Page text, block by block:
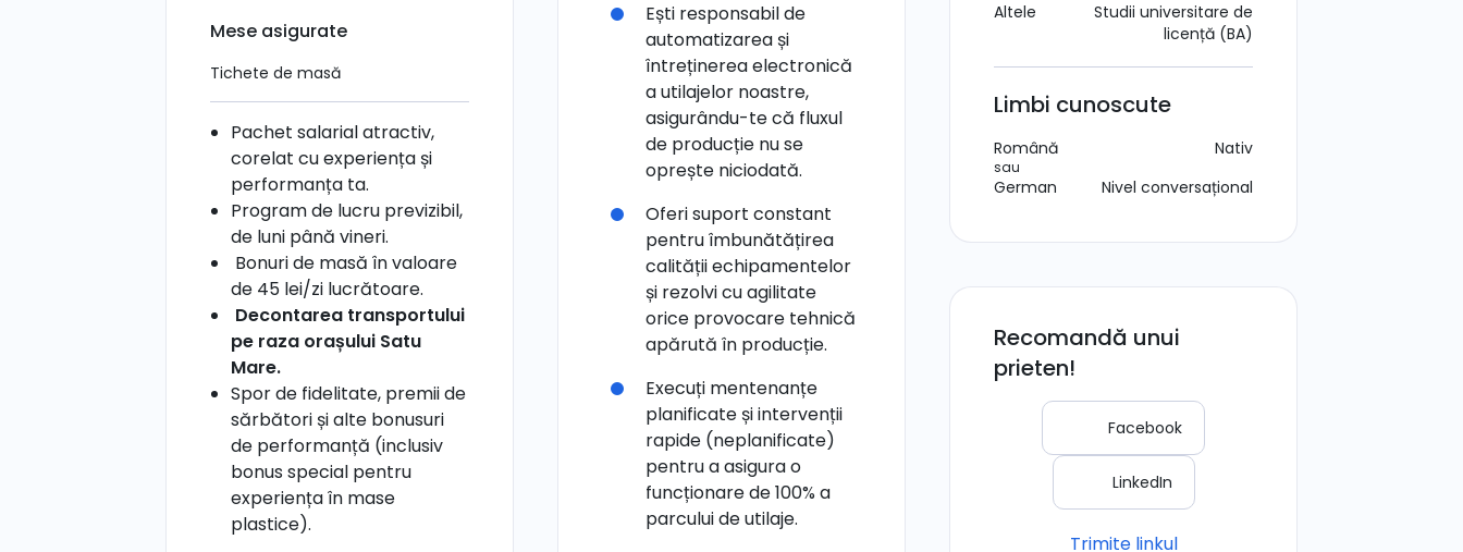
Mese asigurate
Tichete de masă
Pachet salarial atractiv,
corelat cu experiența și
performanța ta.
Program de lucru previzibil,
de luni până vineri.
Bonuri de masă în valoare
de 45 lei/zi lucrătoare.
Decontarea transportului
pe raza orașului Satu
Mare.
Spor de fidelitate, premii de
sărbători și alte bonusuri
de performanță (inclusiv
bonus special pentru
experiența în mase
plastice).
Ești responsabil de
automatizarea și
întreținerea electronică
a utilajelor noastre,
asigurându-te că fluxul
de producție nu se
oprește niciodată.
Oferi suport constant
pentru îmbunătățirea
calității echipamentelor
și rezolvi cu agilitate
orice provocare tehnică
apărută în producție.
Execuți mentenanțe
planificate și intervenții
rapide (neplanificate)
pentru a asigura o
funcționare de 100% a
parcului de utilaje.
Altele
Studii universitare de
licență (BA)
Limbi cunoscute
Română Nativ
sau
German Nivel conversațional
Recomandă unui
prieten!
Facebook
LinkedIn
Trimite linkul